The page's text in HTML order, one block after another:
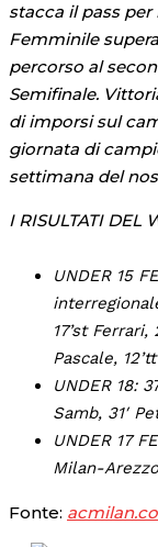
stacca il pass per
Femminile
percorso al
Semifinale.
di imporsi sul
giornata di
settimana del
I RISULTATI DEL
UNDER 15
17’st
Pascale,
UNDER 18:
Samb, 31′
UNDER 17
Milan-
Fonte: